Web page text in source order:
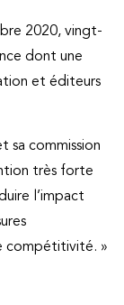
2020, vingt-
dont une
et éditeurs
sa commission
très forte
l’impact
compétitivité. »